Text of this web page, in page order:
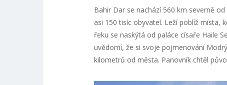
Bahir Dar se nachází 560 km severně od
asi 150 tisíc obyvatel. Leží poblíž místa,
řeku se naskýtá od paláce císaře Haile
uvědomí, že si svoje pojmenování
kilometrů od města. Panovník chtěl